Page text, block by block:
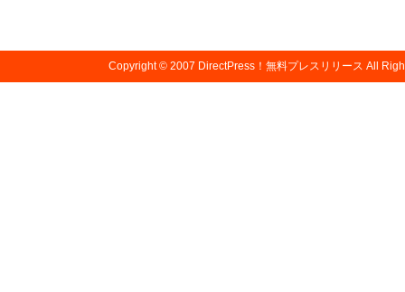
Copyright © 2007 DirectPress！無料プレスリリース All